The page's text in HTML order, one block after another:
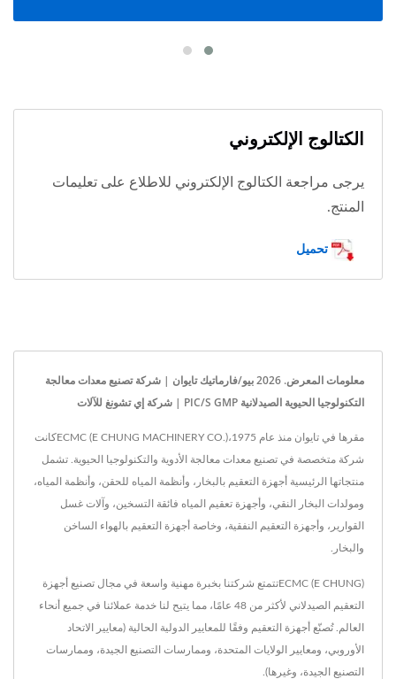
الكتالوج الإلكتروني
يرجى مراجعة الكتالوج الإلكتروني للاطلاع على تعليمات
المنتج.
تحميل
معلومات المعرض. 2026 بيو/فارماتيك تايوان | شركة تصنيع معدات معالجة
التكنولوجيا الحيوية الصيدلانية PIC/S GMP | شركة إي تشونغ للآلات
مقرها في تايوان منذ عام 1975،ECMC (E CHUNG MACHINERY CO.)كانت
شركة متخصصة في تصنيع معدات معالجة الأدوية والتكنولوجيا الحيوية. تشمل
منتجاتها الرئيسية أجهزة التعقيم بالبخار، وأنظمة المياه للحقن، وأنظمة المياه،
ومولدات البخار النقي، وأجهزة تعقيم المياه فائقة التسخين، وآلات غسل
القوارير، وأجهزة التعقيم النفقية، وخاصة أجهزة التعقيم بالهواء الساخن
والبخار.
ECMC (E CHUNG)تتمتع شركتنا بخبرة مهنية واسعة في مجال تصنيع أجهزة
التعقيم الصيدلاني لأكثر من 48 عامًا، مما يتيح لنا خدمة عملائنا في جميع أنحاء
العالم. تُصنّع أجهزة التعقيم وفقًا للمعايير الدولية الحالية (معايير الاتحاد
الأوروبي، ومعايير الولايات المتحدة، وممارسات التصنيع الجيدة، وممارسات
التصنيع الجيدة، وغيرها).